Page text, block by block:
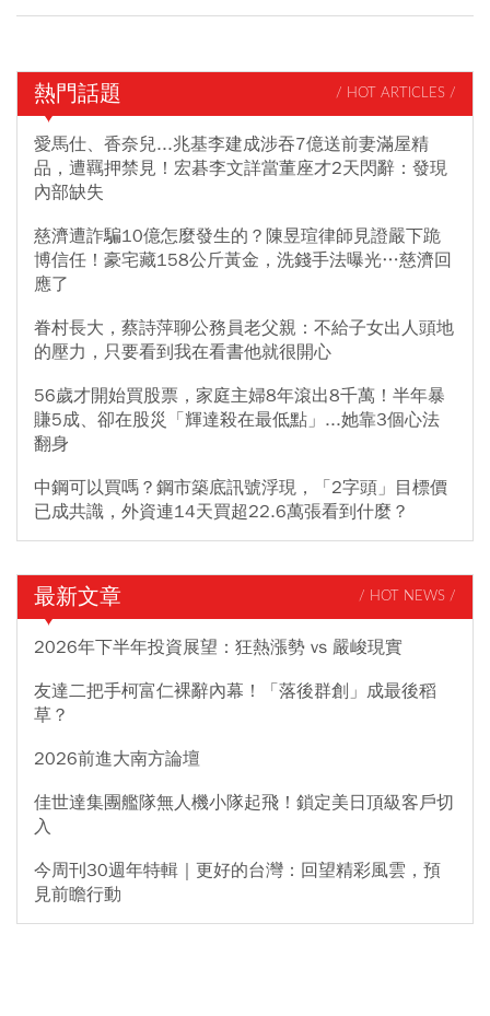
熱門話題 / HOT ARTICLES /
愛馬仕、香奈兒...兆基李建成涉吞7億送前妻滿屋精
品，遭羈押禁見！宏碁李文詳當董座才2天閃辭：發現
內部缺失
慈濟遭詐騙10億怎麼發生的？陳昱瑄律師見證嚴下跪
博信任！豪宅藏158公斤黃金，洗錢手法曝光…慈濟回
應了
眷村長大，蔡詩萍聊公務員老父親：不給子女出人頭地
的壓力，只要看到我在看書他就很開心
56歲才開始買股票，家庭主婦8年滾出8千萬！半年暴
賺5成、卻在股災「輝達殺在最低點」...她靠3個心法
翻身
中鋼可以買嗎？鋼市築底訊號浮現，「2字頭」目標價
已成共識，外資連14天買超22.6萬張看到什麼？
最新文章 / HOT NEWS /
2026年下半年投資展望：狂熱漲勢 vs 嚴峻現實
友達二把手柯富仁裸辭內幕！「落後群創」成最後稻
草？
2026前進大南方論壇
佳世達集團艦隊無人機小隊起飛！鎖定美日頂級客戶切
入
今周刊30週年特輯｜更好的台灣：回望精彩風雲，預
見前瞻行動